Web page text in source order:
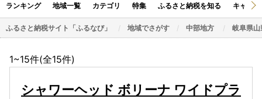
ランキング 地域一覧 カテゴリ 特集 ふるさと納税を知る キャン
ふるさと納税サイト「ふるなび」 地域でさがす 中部地方 岐阜県山
1~15件(全15件)
シャワーヘッド ボリーナ ワイドプラ